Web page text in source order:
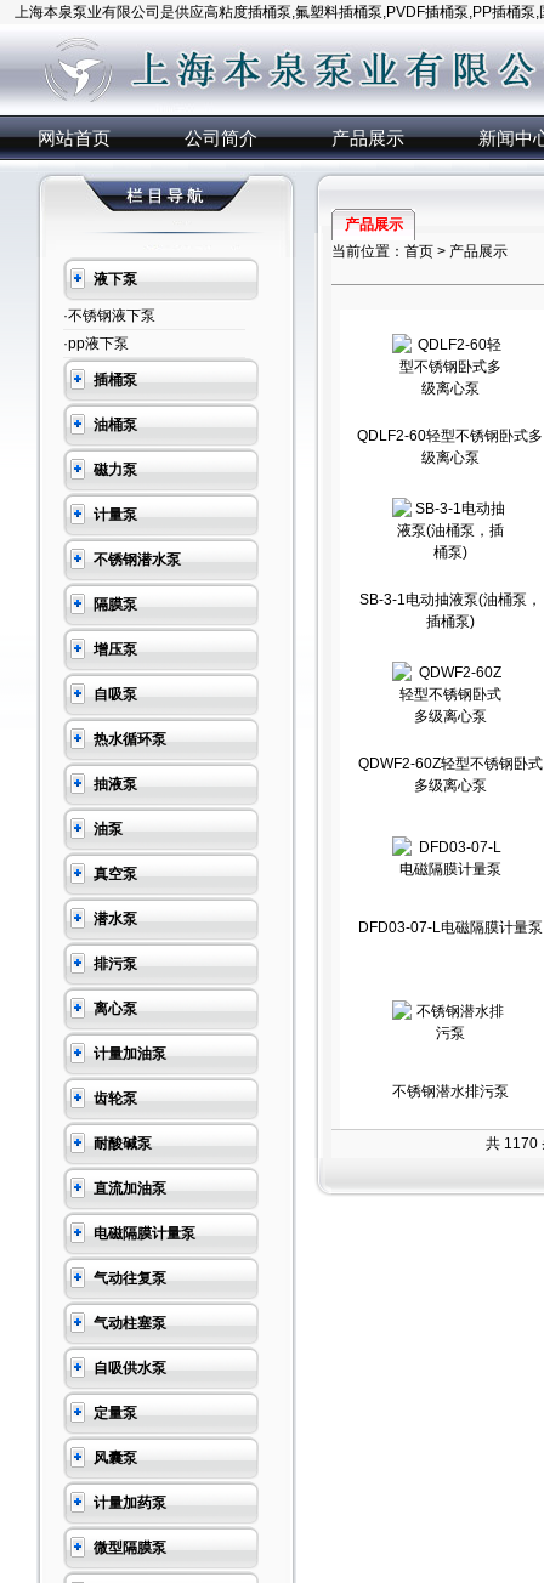
上海本泉泵业有限公司是供应高粘度插桶泵,氟塑料插桶泵,PVDF插桶泵,PP插桶泵
网站首页 公司简介 产品展示 新闻中
液下泵
·不锈钢液下泵
·pp液下泵
插桶泵
油桶泵
磁力泵
计量泵
不锈钢潜水泵
隔膜泵
增压泵
自吸泵
热水循环泵
抽液泵
油泵
真空泵
潜水泵
排污泵
离心泵
计量加油泵
齿轮泵
耐酸碱泵
直流加油泵
电磁隔膜计量泵
气动往复泵
气动柱塞泵
自吸供水泵
定量泵
风囊泵
计量加药泵
微型隔膜泵
产品展示
当前位置： 首页 > 产品展示
QDLF2-60轻型不锈钢卧式多
级离心泵
SB-3-1电动抽液泵(油桶泵，
插桶泵)
QDWF2-60Z轻型不锈钢卧式
多级离心泵
DFD03-07-L电磁隔膜计量泵
不锈钢潜水排污泵
共 1170